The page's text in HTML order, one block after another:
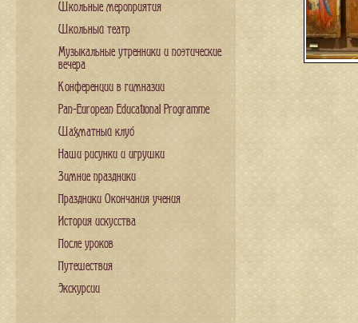
Школьные мероприятия
Школьный театр
Музыкальные утренники и поэтические
вечера
Конференции в гимназии
Pan-European Educational Programme
Шахматный клуб
Наши рисунки и игрушки
Зимние праздники
Праздники Окончания учения
История искусства
После уроков
Путешествия
Экскурсии